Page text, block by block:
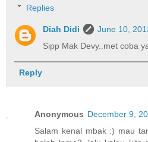
Replies
Diah Didi
June 10,
Sipp Mak Devy..met coba
Reply
Anonymous December 9,
Salam kenal mbak :) mau